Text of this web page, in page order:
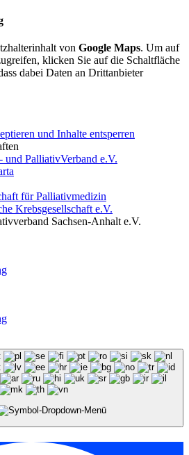
von Google Maps. Um auf
klicken Sie auf die Schaltfläche
dabei Daten an Drittanbieter
und Inhalte entsperren